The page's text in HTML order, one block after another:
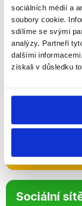
sociálních médií a
soubory cookie.
sdílíme se svými
analýzy. Partneři
dalšími
získali v důsledku
Zůstaňme
Přihlaste se
newsletteru
kanálu, kde
shrnutí
Začněte nás
Sociální